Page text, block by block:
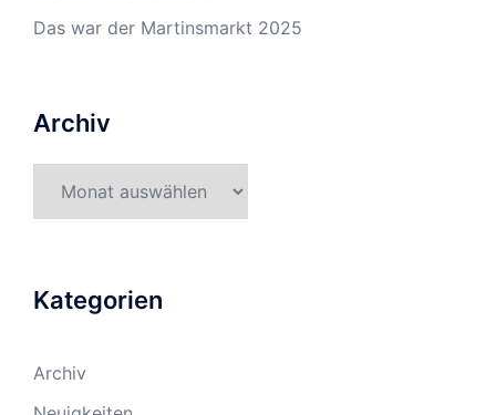
Das war der Martinsmarkt 2025
Archiv
Kategorien
Archiv